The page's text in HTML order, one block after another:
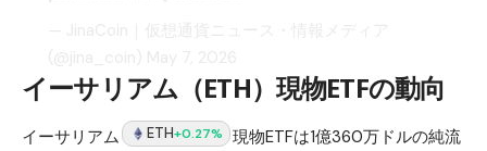
イーサリアム（ETH）現物ETFの動向
イーサリアム ETH+0.27%
現物ETFは1億360万ドルの純流